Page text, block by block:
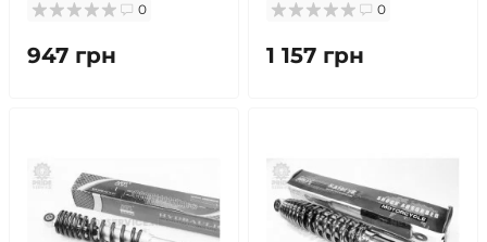
0
947 грн
0
1 157 грн